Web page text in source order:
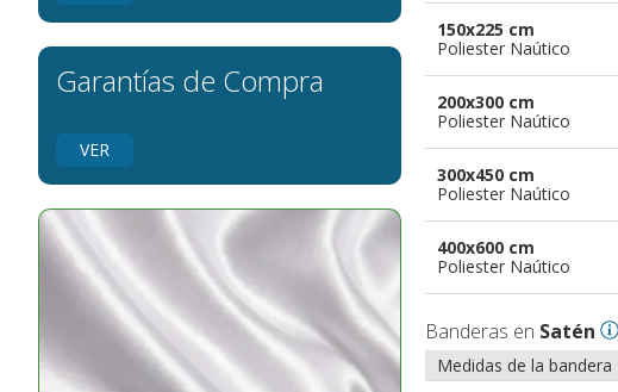
Banderas para niños
Banderas para fiestas
Garantías de Compra
VER
150x225 cm
Poliester Naútico
200x300 cm
Poliester Naútico
300x450 cm
Poliester Naútico
400x600 cm
Poliester Naútico
Banderas en Satén
Medidas de la bandera